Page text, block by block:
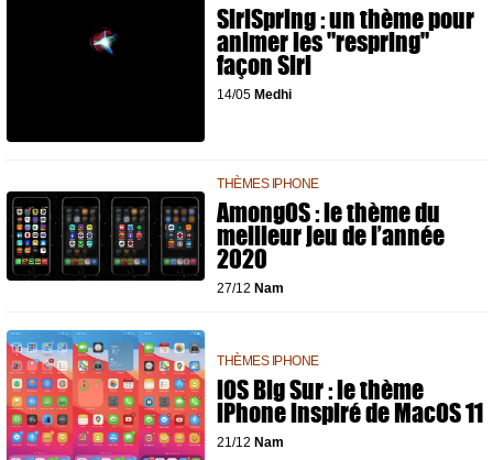
SiriSpring : un thème pour
animer les "respring"
façon Siri
14/05 Medhi
THÈMES IPHONE
AmongOS : le thème du
meilleur jeu de l’année
2020
27/12 Nam
THÈMES IPHONE
iOS Big Sur : le thème
iPhone inspiré de MacOS 11
21/12 Nam